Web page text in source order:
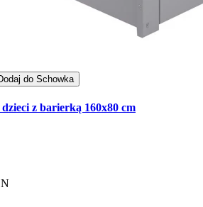
do Schowka
z barierką 160x80 cm